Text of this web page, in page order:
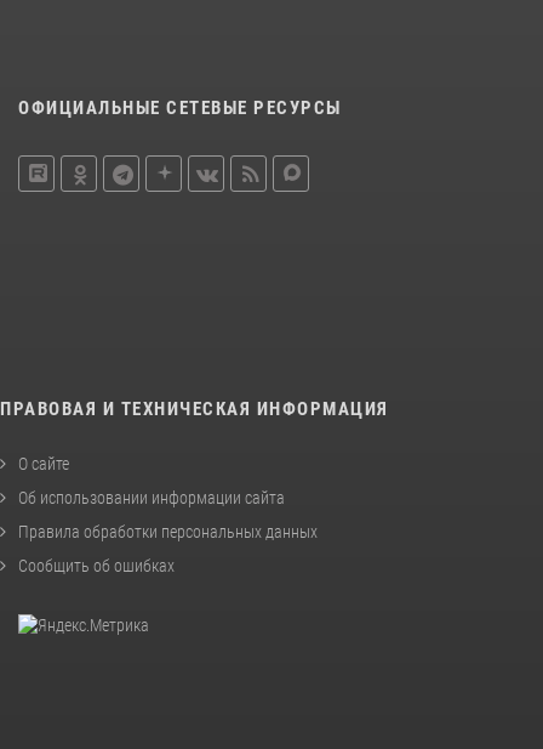
ОФИЦИАЛЬНЫЕ СЕТЕВЫЕ РЕСУРСЫ
ПРАВОВАЯ И ТЕХНИЧЕСКАЯ ИНФОРМАЦИЯ
О сайте
Об использовании информации сайта
Правила обработки персональных данных
Сообщить об ошибках